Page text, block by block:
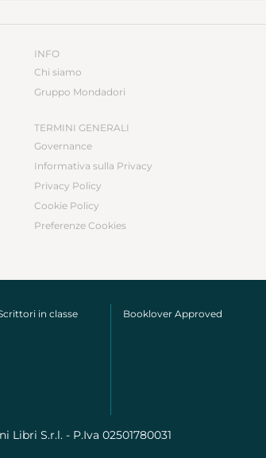
INFO
Chi siamo
Gruppo Mondadori
TERMINI GENERALI
Governance
Informativa sulla Privacy
Privacy Policy
Cookie Policy
Preferenze Cookies
in classe Booklover Approved
Libri S.r.l. - P.Iva 02501780031